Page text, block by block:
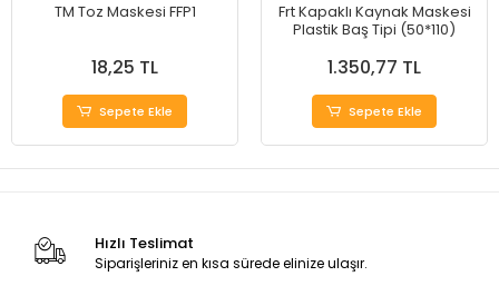
TM Toz Maskesi FFP1
18,25 TL
Sepete Ekle
Frt Kapaklı Kaynak Maskesi
Plastik Baş Tipi (50*110)
1.350,77 TL
Sepete Ekle
Hızlı Teslimat
Siparişleriniz en kısa sürede elinize ulaşır.